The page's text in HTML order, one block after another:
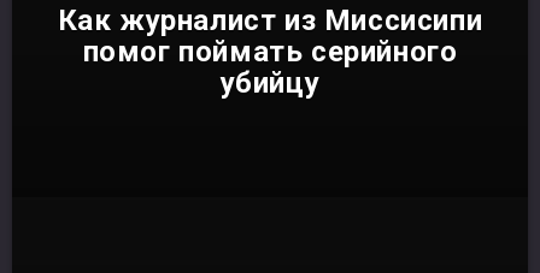
Как журналист из Миссисипи
помог поймать серийного
убийцу